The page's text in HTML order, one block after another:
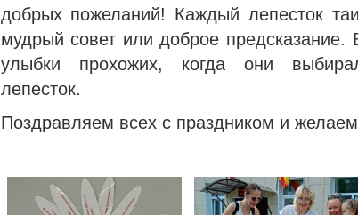
добрых пожеланий! Каждый лепесток
мудрый совет или доброе предсказание.
улыбки прохожих, когда они
лепесток.
Поздравляем всех с праздником и